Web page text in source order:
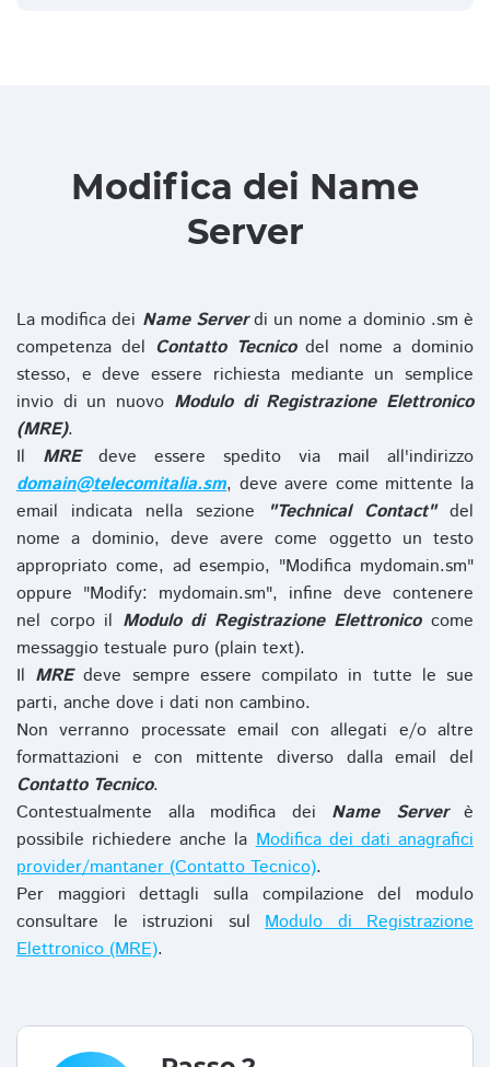
Modifica dei Name
Server
La modifica dei Name Serverdi un nome a dominio .sm è
competenza del Contatto Tecnicodel nome a dominio
stesso, e deve essere richiesta mediante un semplice
invio di un nuovo Modulo di Registrazione Elettronico
(MRE).
Il MREdeve essere spedito via mail all'indirizzo
domain@telecomitalia.sm, deve avere come mittente la
email indicata nella sezione
"Technical Contact"del
nome a dominio, deve avere come oggetto un testo
appropriato come, ad esempio, "Modifica mydomain.sm"
oppure "Modify: mydomain.sm", infine deve contenere
nel corpo il Modulo di Registrazione Elettronicocome
messaggio testuale puro (plain text).
Il MREdeve sempre essere compilato in tutte le sue
parti, anche dove i dati non cambino.
Non verranno processate email con allegati e/o altre
formattazioni e con mittente diverso dalla email del
Contatto Tecnico.
Contestualmente alla modifica dei Name Serverè
possibile richiedere anche laModifica dei dati anagrafici
provider/mantaner (Contatto Tecnico).
Per maggiori dettagli sulla compilazione del modulo
consultare le istruzioni sul Modulo di Registrazione
Elettronico (MRE).